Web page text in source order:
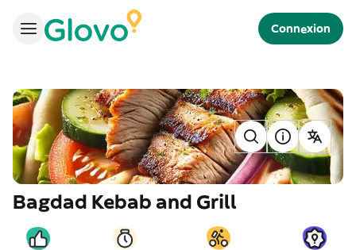
Connexion
Bagdad Kebab and Grill